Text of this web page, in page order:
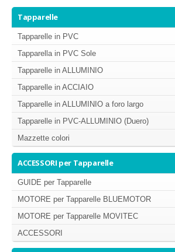
DIAMETRO DI ARROTOLAMENTO
TAPPARELLA IN PVC
TAPPARELLA IN ACCIAIO
TAPPARELLA IN PVC-ALLUMINIO (DUERO)
TIPI DI MANOVRA
COLORI TAPPARELLE
Tapparelle
Tapparelle in PVC
Tapparella in PVC Sole
Tapparelle in ALLUMINIO
Tapparelle in ACCIAIO
Tapparelle in ALLUMINIO a foro largo
Tapparelle in PVC-ALLUMINIO (Duero)
Mazzette colori
ACCESSORI per Tapparelle
GUIDE per Tapparelle
MOTORE per Tapparelle BLUEMOTOR
MOTORE per Tapparelle MOVITEC
ACCESSORI